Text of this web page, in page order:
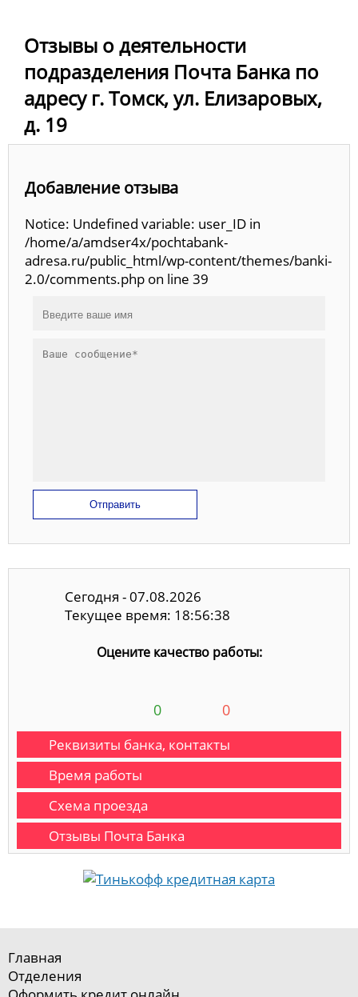
Отзывы о деятельности
подразделения Почта Банка по
адресу г. Томск, ул. Елизаровых,
д. 19
Добавление отзыва
Notice: Undefined variable: user_ID in
/home/a/amdser4x/pochtabank-
adresa.ru/public_html/wp-content/themes/banki-
2.0/comments.php on line 39
Отправить
Сегодня - 07.08.2026
Текущее время: 18:56:38
Оцените качество работы:
0 0
Реквизиты банка, контакты
Время работы
Схема проезда
Отзывы Почта Банка
Главная
Отделения